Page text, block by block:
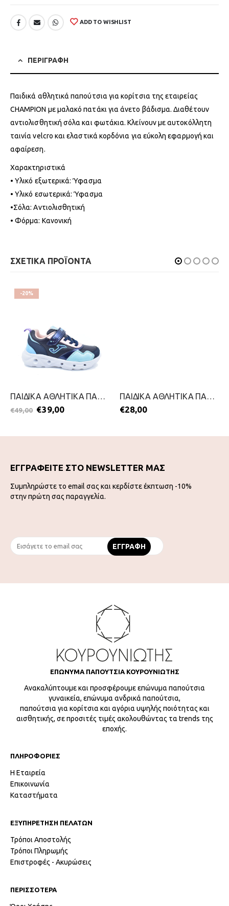
ADD TO WISHLIST
ΠΕΡΙΓΡΑΦΗ
Παιδικά αθλητικά παπούτσια για κορίτσια της εταιρείας
CHAMPION με μαλακό πατάκι για άνετο βάδισμα. Διαθέτουν
αντιολισθητική σόλα και φωτάκια. Κλείνουν με αυτοκόλλητη
ταινία velcro και ελαστικά κορδόνια για εύκολη εφαρμογή και
αφαίρεση.
Χαρακτηριστικά
• Υλικό εξωτερικά: Ύφασμα
• Υλικό εσωτερικά: Ύφασμα
•Σόλα: Αντιολισθητική
• Φόρμα: Κανονική
ΣΧΕΤΙΚΑ ΠΡΟΪΟΝΤΑ
-20%
ΠΑΙΔΙΚΑ ΑΘΛΗΤΙΚΑ ΠΑΠΟΥΤΣΙΑ ΓΙΑ ΚΟΡΙΤΣΙΑ-JOMA-2211-0105-ΜΠΛΕ
€49,00 €39,00
ΠΑΙΔΙΚΑ ΑΘΛΗΤΙΚΑ ΠΑΠΟΥΤΣΙΑ-SMART KIDS-2211-0076-ΜΠΛΕ
€28,00
ΕΓΓΡΑΦΕΙΤΕ ΣΤΟ NEWSLETTER ΜΑΣ
Συμπληρώστε το email σας και κερδίστε έκπτωση -10%
στην πρώτη σας παραγγελία.
ΕΠΩΝΥΜΑ ΠΑΠΟΥΤΣΙΑ ΚΟΥΡΟΥΝΙΩΤΗΣ
Ανακαλύπτουμε και προσφέρουμε επώνυμα παπούτσια
γυναικεία, επώνυμα ανδρικά παπούτσια,
παπούτσια για κορίτσια και αγόρια υψηλής ποιότητας και
αισθητικής, σε προσιτές τιμές ακολουθώντας τα trends της
εποχής.
ΠΛΗΡΟΦΟΡΙΕΣ
Η Εταιρεία
Επικοινωνία
Καταστήματα
ΕΞΥΠΗΡΕΤΗΣΗ ΠΕΛΑΤΩΝ
Τρόποι Αποστολής
Τρόποι Πληρωμής
Επιστροφές - Ακυρώσεις
ΠΕΡΙΣΣΟΤΕΡΑ